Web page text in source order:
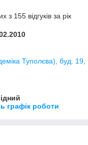
з 155 відгуків за рік
Туполєва), буд. 19,
графік роботи